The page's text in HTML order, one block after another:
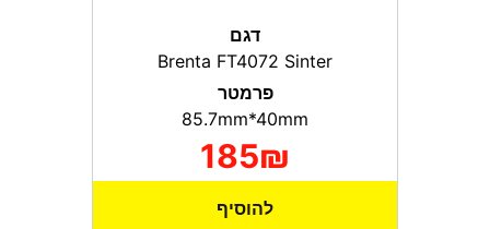
דגם
Brenta FT4072 Sinter
פרמטר
185₪
להוסיף